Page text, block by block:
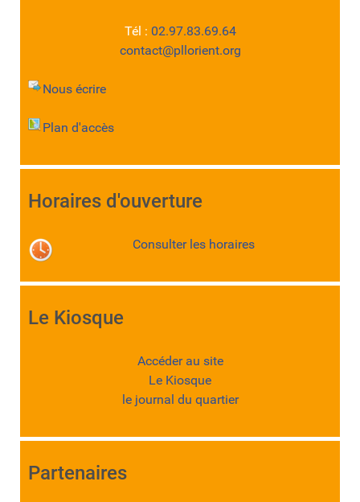
Tél : 02.97.83.69.64
contact@pllorient.org
Nous écrire
Plan d'accès
Horaires d'ouverture
Consulter les horaires
Le Kiosque
Accéder au site
Le Kiosque
le journal du quartier
Partenaires